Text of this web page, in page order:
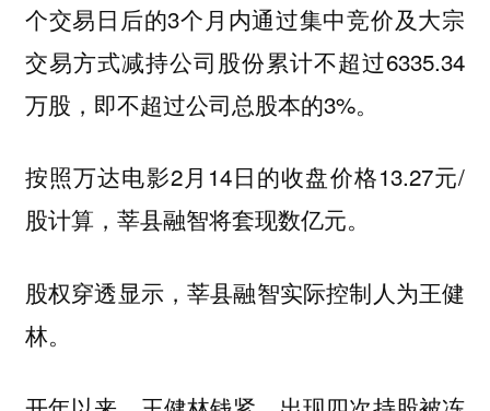
个交易日后的3个月内通过集中竞价及大宗
交易方式减持公司股份累计不超过6335.34
万股，即不超过公司总股本的3%。
按照万达电影2月14日的收盘价格13.27元/
股计算，莘县融智将套现数亿元。
股权穿透显示，莘县融智实际控制人为王健
林。